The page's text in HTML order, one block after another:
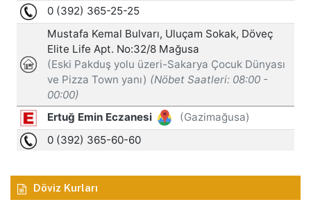
Döviz Kurları